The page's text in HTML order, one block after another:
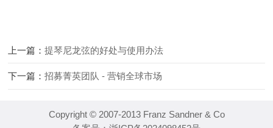
上一篇：提琴尼龙弦的好处与使用办法
下一篇：招募菁英团队 - 营销全球市场
Copyright © 2007-2013 Franz Sandner & Co